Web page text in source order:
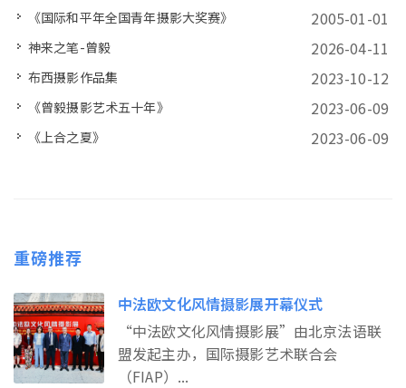
《国际和平年全国青年摄影大奖赛》 2005-01-01
神来之笔-曾毅 2026-04-11
布西摄影作品集 2023-10-12
《曾毅摄影艺术五十年》 2023-06-09
《上合之夏》 2023-06-09
重磅推荐
中法欧文化风情摄影展开幕仪式
“中法欧文化风情摄影展”由北京法语联
盟发起主办，国际摄影艺术联合会
（FIAP）...